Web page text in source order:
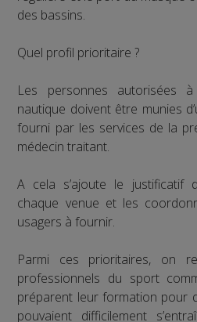
des bassins.
Quel profil prioritaire ?
Les personnes autorisées
nautique doivent être munies
fourni par les services de la
médecin traitant.
A cela s’ajoute le justificatif
chaque venue et les
usagers à fournir.
Parmi ces prioritaires, on
professionnels du sport
préparent leur formation pour
pouvaient difficilement